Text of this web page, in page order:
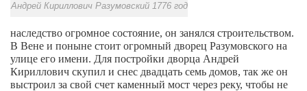
Андрей Кириллович Разумовский 1776 год
наследство огромное состояние, он занялся строительством.
В Вене и поныне стоит огромный дворец Разумовского на
улице его имени. Для постройки дворца Андрей
Кириллович скупил и снес двадцать семь домов, так же он
выстроил за свой счет каменный мост через реку, чтобы не